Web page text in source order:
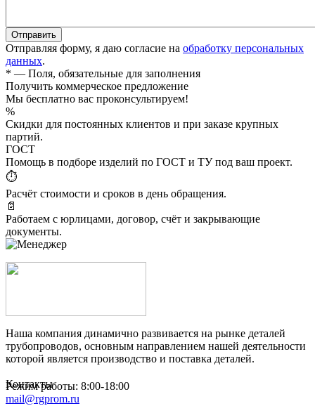
Отправляя форму, я даю согласие на обработку персональных
данных.
* — Поля, обязательные для заполнения
Получить коммерческое предложение
Мы бесплатно вас проконсультируем!
%
Скидки для постоянных клиентов и при заказе крупных
партий.
ГОСТ
Помощь в подборе изделий по ГОСТ и ТУ под ваш проект.
⏱
Расчёт стоимости и сроков в день обращения.
📄
Работаем с юрлицами, договор, счёт и закрывающие
документы.
Наша компания динамично развивается на рынке деталей
трубопроводов, основным направлением нашей деятельности
которой является производство и поставка деталей.
Контакты
Режим работы: 8:00-18:00
mail@rgprom.ru